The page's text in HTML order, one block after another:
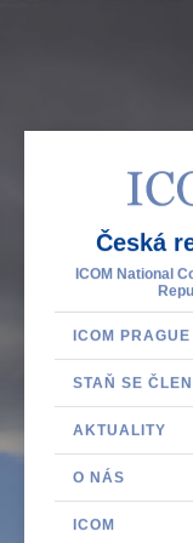
Česká
ICOM National
ICOM
STAŇ SE
AKTUALITY
O NÁS
ICOM